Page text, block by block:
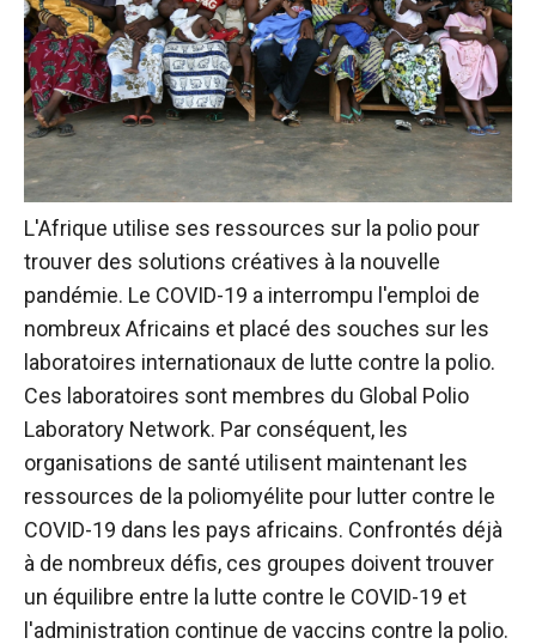
L'Afrique utilise ses ressources sur la polio pour
trouver des solutions créatives à la nouvelle
pandémie. Le COVID-19 a interrompu l'emploi de
nombreux Africains et placé des souches sur les
laboratoires internationaux de lutte contre la polio.
Ces laboratoires sont membres du Global Polio
Laboratory Network. Par conséquent, les
organisations de santé utilisent maintenant les
ressources de la poliomyélite pour lutter contre le
COVID-19 dans les pays africains. Confrontés déjà
à de nombreux défis, ces groupes doivent trouver
un équilibre entre la lutte contre le COVID-19 et
l'administration continue de vaccins contre la polio.